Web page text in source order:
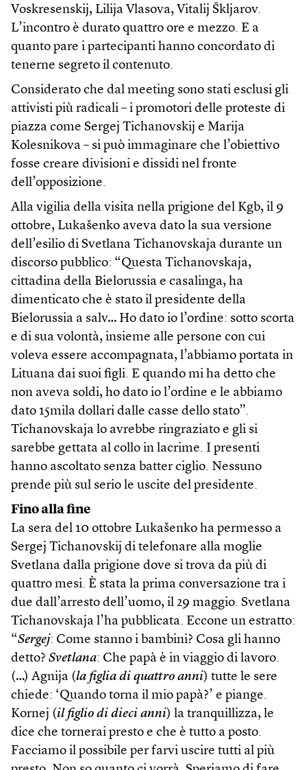
Voskresenskij, Lilija Vlasova, Vitalij Škljarov.
L’incontro è durato quattro ore e mezzo. E a
quanto pare i partecipanti hanno concordato di
tenerne segreto il contenuto.
Considerato che dal meeting sono stati esclusi gli
attivisti più radicali – i promotori delle proteste di
piazza come Sergej Tichanovskij e Marija
Kolesnikova – si può immaginare che l’obiettivo
fosse creare divisioni e dissidi nel fronte
dell’opposizione.
Alla vigilia della visita nella prigione del Kgb, il 9
ottobre, Lukašenko aveva dato la sua versione
dell’esilio di Svetlana Tichanovskaja durante un
discorso pubblico: “Questa Tichanovskaja,
cittadina della Bielorussia e casalinga, ha
dimenticato che è stato il presidente della
Bielorussia a salv… Ho dato io l’ordine: sotto scorta
e di sua volontà, insieme alle persone con cui
voleva essere accompagnata, l’abbiamo portata in
Lituana dai suoi figli. E quando mi ha detto che
non aveva soldi, ho dato io l’ordine e le abbiamo
dato 15mila dollari dalle casse dello stato”.
Tichanovskaja lo avrebbe ringraziato e gli si
sarebbe gettata al collo in lacrime. I presenti
hanno ascoltato senza batter ciglio. Nessuno
prende più sul serio le uscite del presidente.
Fino alla fine
La sera del 10 ottobre Lukašenko ha permesso a
Sergej Tichanovskij di telefonare alla moglie
Svetlana dalla prigione dove si trova da più di
quattro mesi. È stata la prima conversazione tra i
due dall’arresto dell’uomo, il 29 maggio. Svetlana
Tichanovskaja l’ha pubblicata. Eccone un estratto:
“Sergej: Come stanno i bambini? Cosa gli hanno
detto? Svetlana: Che papà è in viaggio di lavoro.
(…) Agnija (la figlia di quattro anni) tutte le sere
chiede: ‘Quando torna il mio papà?’ e piange.
Kornej (il figlio di dieci anni) la tranquillizza, le
dice che tornerai presto e che è tutto a posto.
Facciamo il possibile per farvi uscire tutti al più